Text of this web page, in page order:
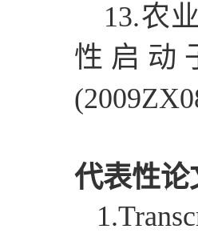
13.农
性启动
代表性论
1.